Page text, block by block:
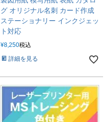
グ オリジナル名刺 カード作成
ステーショナリー インクジェッ
ト対応
¥8,250税込
詳細を見る